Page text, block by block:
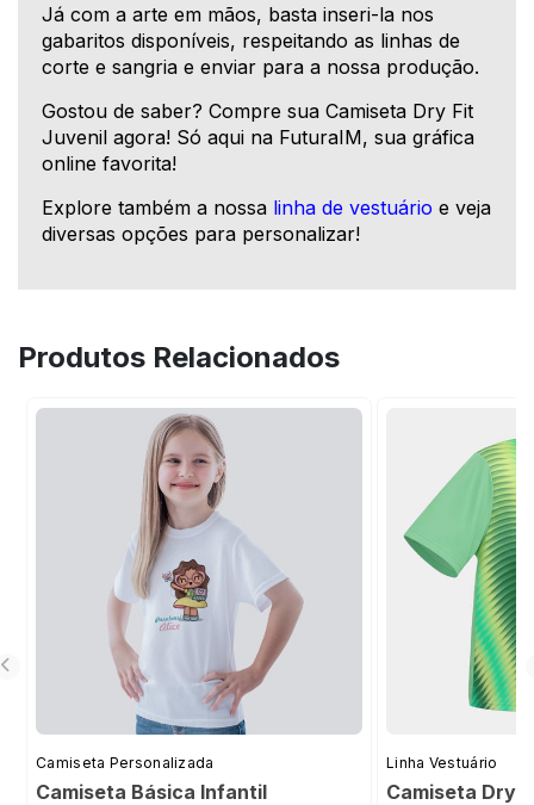
Já com a arte em mãos, basta inseri-la nos
gabaritos disponíveis, respeitando as linhas de
corte e sangria e enviar para a nossa produção.
Gostou de saber? Compre sua Camiseta Dry Fit
Juvenil agora! Só aqui na FuturaIM, sua gráfica
online favorita!
Explore também a nossa linha de vestuário e veja
diversas opções para personalizar!
Produtos Relacionados
Camiseta Personalizada
Camiseta Básica Infantil
Linha Vestuário
Camiseta Dry